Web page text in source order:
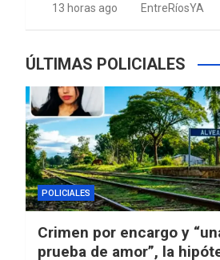
13 horas ago EntreRíosYA
ÚLTIMAS POLICIALES
POLICIALES
Crimen por encargo y
prueba de amor”, la